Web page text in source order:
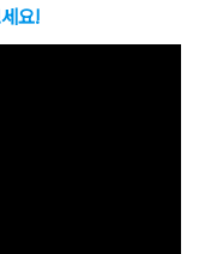
요!